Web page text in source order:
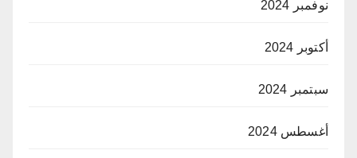
نوفمبر 2024
أكتوبر 2024
سبتمبر 2024
أغسطس 2024